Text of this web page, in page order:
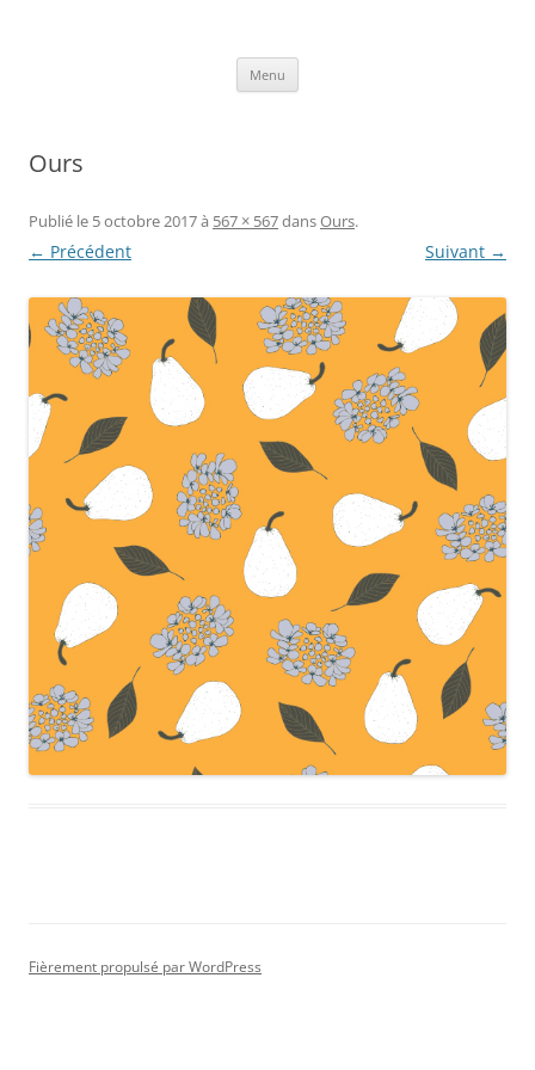
Menu
Ours
Publié le 5 octobre 2017à 567 × 567dansOurs.
← Précédent Suivant →
Fièrement propulsé par WordPress